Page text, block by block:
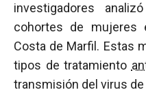
investigadores
cohortes de mujeres
Costa de Marfil. Estas
tipos de tratamiento
transmisión del virus de